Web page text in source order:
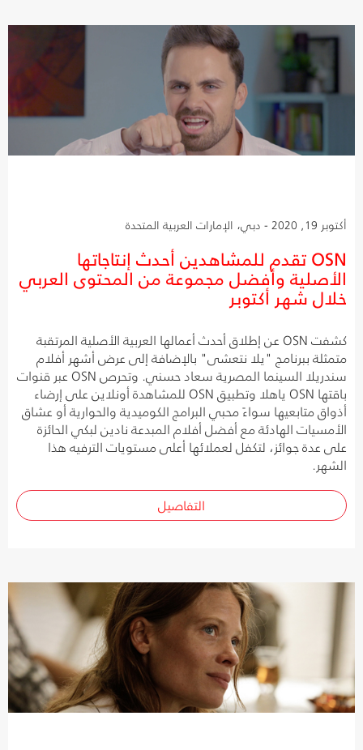
أكتوبر 19, 2020 - دبي، الإمارات العربية المتحدة
OSN تقدم للمشاهدين أحدث إنتاجاتها
الأصلية وأفضل مجموعة من المحتوى العربي
خلال شهر أكتوبر
كشفت OSN عن إطلاق أحدث أعمالها العربية الأصلية المرتقبة
متمثلة ببرنامج "يلا نتعشى" بالإضافة إلى عرض أشهر أفلام
سندريلا السينما المصرية سعاد حسني. وتحرص OSN عبر قنوات
باقتها OSN ياهلا وتطبيق OSN للمشاهدة أونلاين على إرضاء
أذواق متابعيها سواءً محبي البرامج الكوميدية والحوارية أو عشاق
الأمسيات الهادئة مع أفضل أفلام المبدعة نادين لبكي الحائزة
على عدة جوائز، لتكفل لعملائها أعلى مستويات الترفيه هذا
الشهر.
التفاصيل